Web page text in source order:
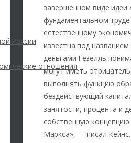
России
отношения
завершенном виде
фундаментальном
естественному
известна под
деньгами Гезелль
могут иметь
выполнять функцию
бездействующий
занятости, процента и
собственную
Маркса», — писал Кейнс.